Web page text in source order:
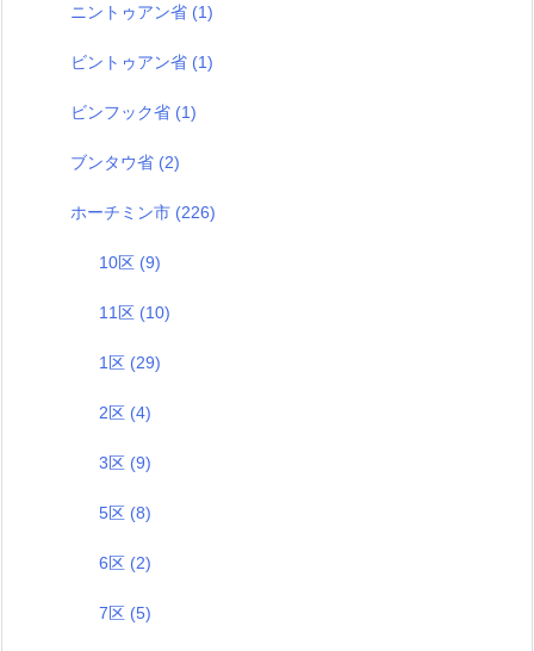
ニントゥアン省 (1)
ビントゥアン省 (1)
ビンフック省 (1)
ブンタウ省 (2)
ホーチミン市 (226)
10区 (9)
11区 (10)
1区 (29)
2区 (4)
3区 (9)
5区 (8)
6区 (2)
7区 (5)